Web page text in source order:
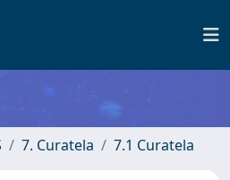
7. Curatela 7.1 Curatela